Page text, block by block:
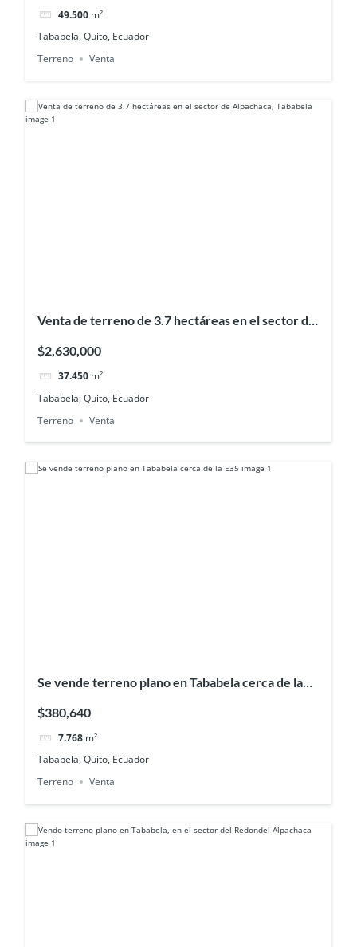
49.500 m²
Tababela, Quito, Ecuador
Terreno
Venta
Venta de terreno de 3.7 hectáreas en el sector de
$2,630,000
37.450 m²
Tababela, Quito, Ecuador
Terreno
Venta
Se vende terreno plano en Tababela cerca de la
$380,640
7.768 m²
Tababela, Quito, Ecuador
Terreno
Venta